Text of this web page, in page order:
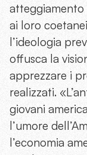
ai loro
l’ideologia
offusca la
apprezzare i
realizzati.
giovani
l’umore
l’economia